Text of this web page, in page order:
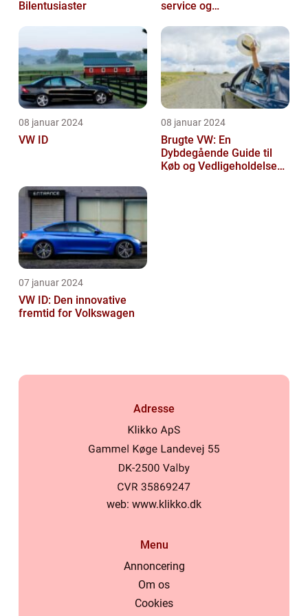
Bilentusiaster
service og
08 januar 2024
VW ID
08 januar 2024
Brugte VW: En
Dybdegående Guide til
Køb og Vedligeholdelse
07 januar 2024
VW ID: Den innovative
fremtid for Volkswagen
Adresse
web: www.klikko.dk
Menu
Annoncering
Om os
Cookies